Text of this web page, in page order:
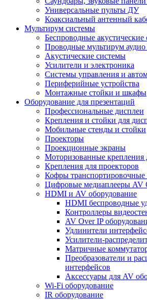
Универсальные пульты ДУ
Коаксиальный антенный
Мультирум системы
Беспроводные
Проводные мультирум
Акустические системы
Усилители и электроника
Системы управления и
Периферийные устройства
Монтажные стойки и шкафы
Оборудование для презентаций
Профессиональные дисплеи
Крепления и стойки для
Мобильные стенды и стойки
Проекторы
Проекционные экраны
Моторизованные крепления
Крепления для проекторов
Кофры
Цифровые медиаплееры AV
HDMI и AV оборудование
HDMI беспроводные
Контроллеры
AV Over IP
Удлинители
Усилители-
Матричные
Преобразователи и
интерфейсов
Аксессуары для AV
Wi-Fi оборудование
IR оборудование